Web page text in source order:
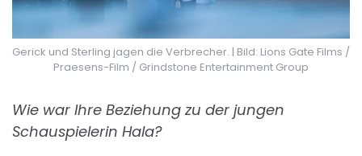
Gerick und Sterling jagen die Verbrecher. | Bild: Lions Gate Films /
Praesens-Film / Grindstone Entertainment Group
Wie war Ihre Beziehung zu der jungen
Schauspielerin Hala?